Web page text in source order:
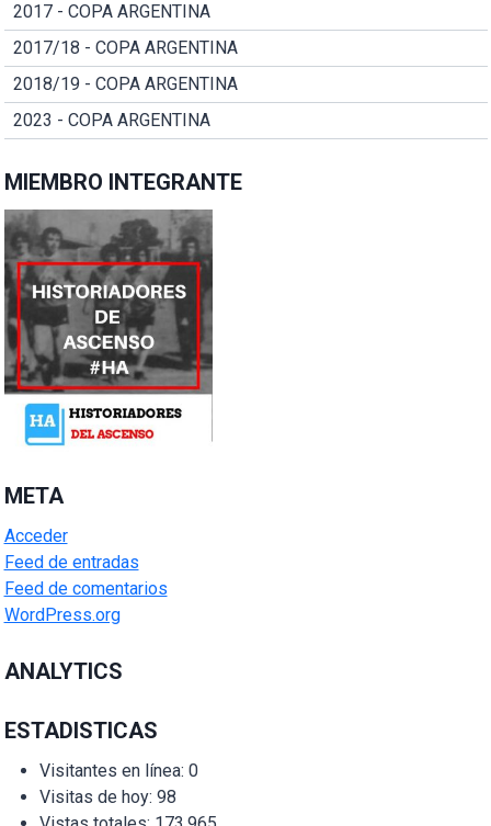
2017 - COPA ARGENTINA
2017/18 - COPA ARGENTINA
2018/19 - COPA ARGENTINA
2023 - COPA ARGENTINA
MIEMBRO INTEGRANTE
META
Acceder
Feed de entradas
Feed de comentarios
WordPress.org
ANALYTICS
ESTADISTICAS
Visitantes en línea: 0
Visitas de hoy: 98